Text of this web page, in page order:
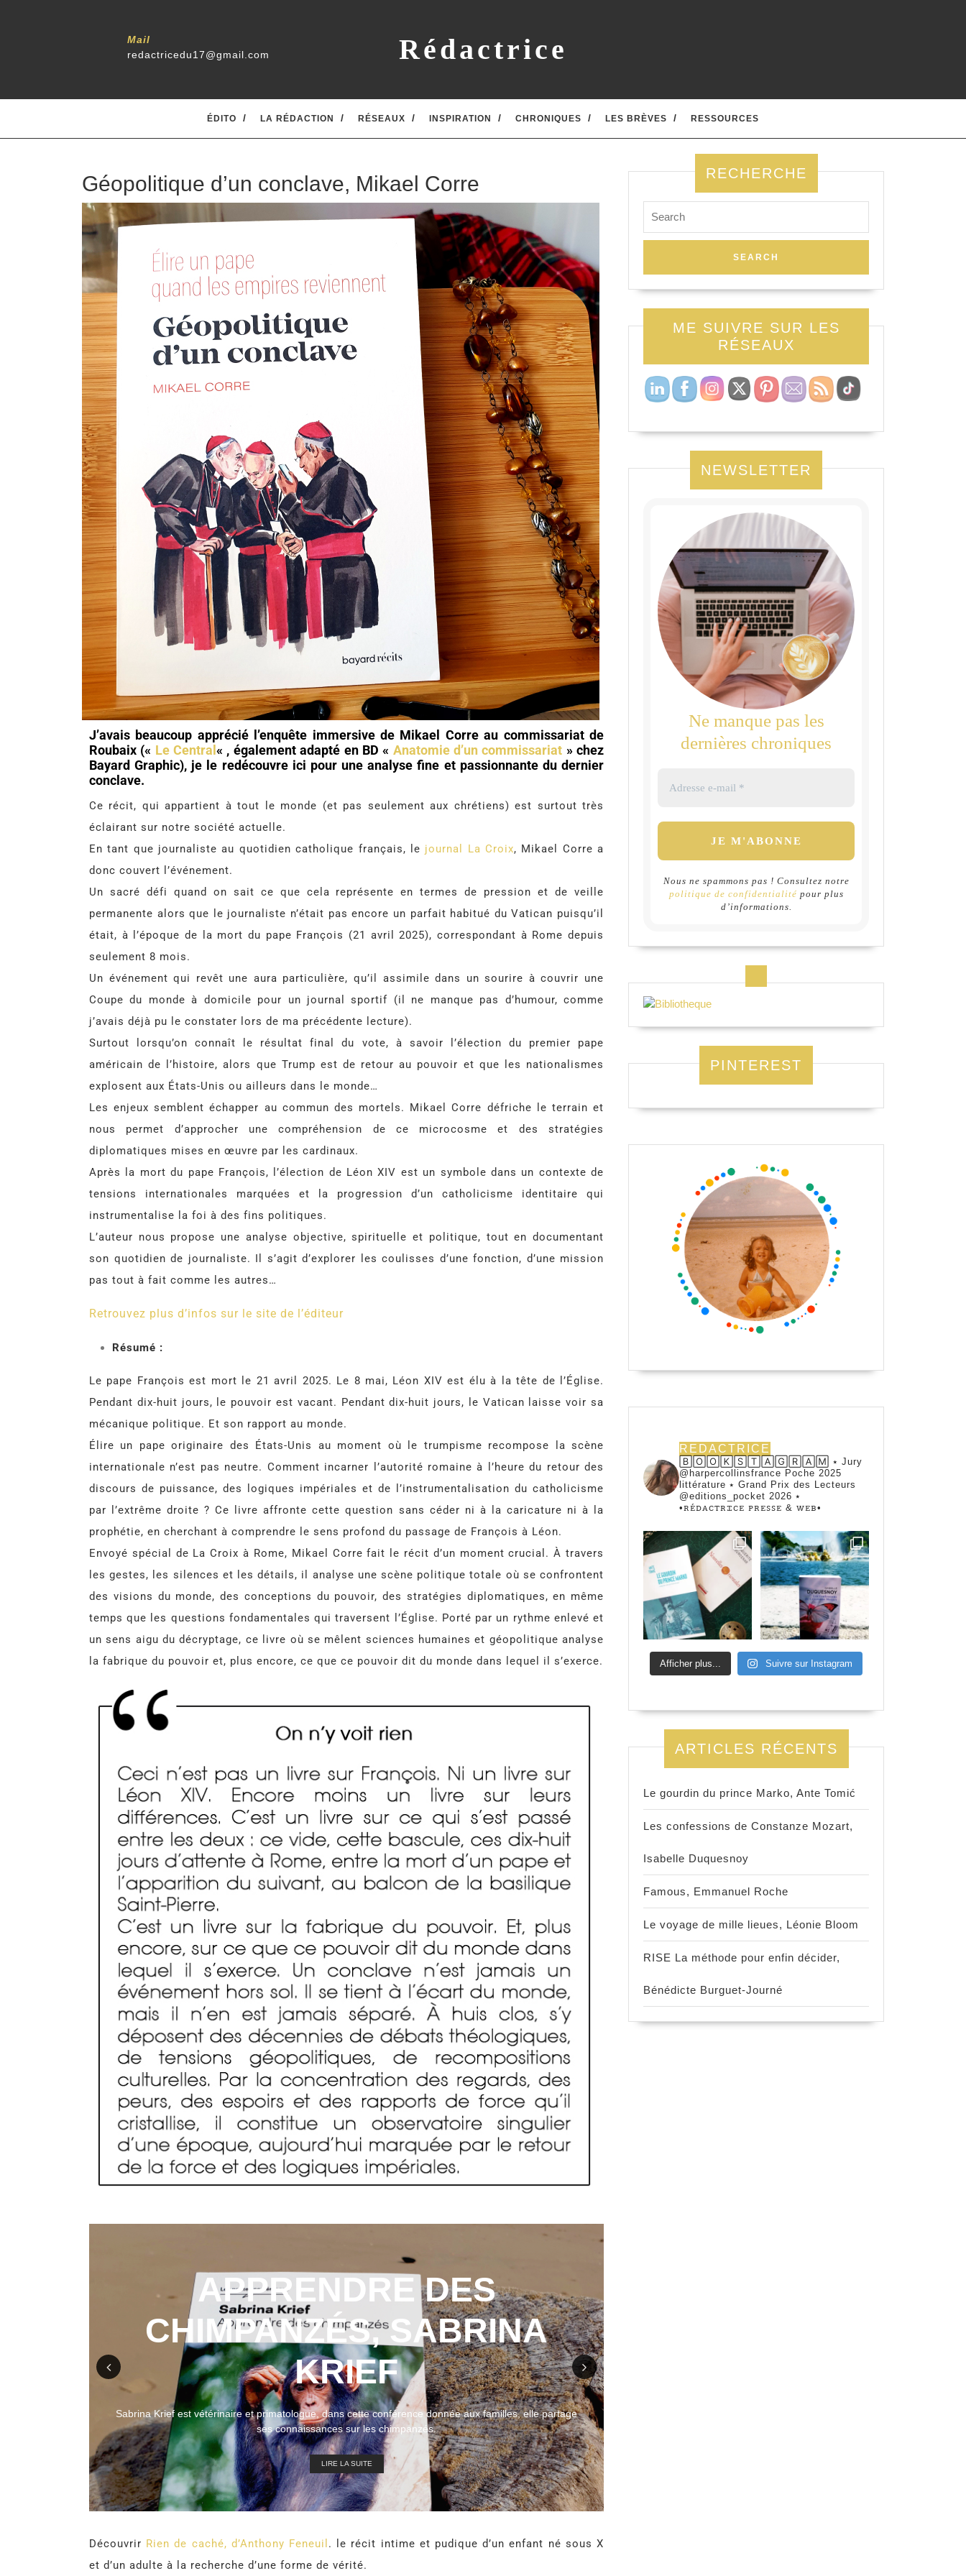
Mail
redactricedu17@gmail.com
Rédactrice
ÉDITO LA RÉDACTION RÉSEAUX INSPIRATION CHRONIQUES LES BRÈVES RESSOURCES
Géopolitique d’un conclave, Mikael Corre
J’avais beaucoup apprécié l’enquête immersive de Mikael Corre au commissariat de
Roubaix (« Le Central« , également adapté en BD « Anatomie d’un commissariat » chez
Bayard Graphic), je le redécouvre ici pour une analyse fine et passionnante du dernier
conclave.
Ce récit, qui appartient à tout le monde (et pas seulement aux chrétiens) est surtout très
éclairant sur notre société actuelle.
En tant que journaliste au quotidien catholique français, le journal La Croix, Mikael Corre a
donc couvert l’événement.
Un sacré défi quand on sait ce que cela représente en termes de pression et de veille
permanente alors que le journaliste n’était pas encore un parfait habitué du Vatican puisqu’il
était, à l’époque de la mort du pape François (21 avril 2025), correspondant à Rome depuis
seulement 8 mois.
Un événement qui revêt une aura particulière, qu’il assimile dans un sourire à couvrir une
Coupe du monde à domicile pour un journal sportif (il ne manque pas d’humour, comme
j’avais déjà pu le constater lors de ma précédente lecture).
Surtout lorsqu’on connaît le résultat final du vote, à savoir l’élection du premier pape
américain de l’histoire, alors que Trump est de retour au pouvoir et que les nationalismes
explosent aux États-Unis ou ailleurs dans le monde…
Les enjeux semblent échapper au commun des mortels. Mikael Corre défriche le terrain et
nous permet d’approcher une compréhension de ce microcosme et des stratégies
diplomatiques mises en œuvre par les cardinaux.
Après la mort du pape François, l’élection de Léon XIV est un symbole dans un contexte de
tensions internationales marquées et la progression d’un catholicisme identitaire qui
instrumentalise la foi à des fins politiques.
L’auteur nous propose une analyse objective, spirituelle et politique, tout en documentant
son quotidien de journaliste. Il s’agit d’explorer les coulisses d’une fonction, d’une mission
pas tout à fait comme les autres…
Retrouvez plus d’infos sur le site de l’éditeur
Résumé :
Le pape François est mort le 21 avril 2025. Le 8 mai, Léon XIV est élu à la tête de l’Église.
Pendant dix-huit jours, le pouvoir est vacant. Pendant dix-huit jours, le Vatican laisse voir sa
mécanique politique. Et son rapport au monde.
Élire un pape originaire des États-Unis au moment où le trumpisme recompose la scène
internationale n’est pas neutre. Comment incarner l’autorité romaine à l’heure du retour des
discours de puissance, des logiques impériales et de l’instrumentalisation du catholicisme
par l’extrême droite ? Ce livre affronte cette question sans céder ni à la caricature ni à la
prophétie, en cherchant à comprendre le sens profond du passage de François à Léon.
Envoyé spécial de La Croix à Rome, Mikael Corre fait le récit d’un moment crucial. À travers
les gestes, les silences et les détails, il analyse une scène politique totale où se confrontent
des visions du monde, des conceptions du pouvoir, des stratégies diplomatiques, en même
temps que les questions fondamentales qui traversent l’Église. Porté par un rythme enlevé et
un sens aigu du décryptage, ce livre où se mêlent sciences humaines et géopolitique analyse
la fabrique du pouvoir et, plus encore, ce que ce pouvoir dit du monde dans lequel il s’exerce.
Prev
ious
APPRENDRE DES
CHIMPANZÉS, SABRINA
KRIEF
Sabrina Krief est vétérinaire et primatologue, dans cette conférence donnée aux familles, elle partage
ses connaissances sur les chimpanzés.
LIRE LA SUITE
Nex
t
Découvrir Rien de caché, d’Anthony Feneuil . le récit intime et pudique d’un enfant né sous X
et d’un adulte à la recherche d’une forme de vérité.
RECHERCHE
ME SUIVRE SUR LES
RÉSEAUX
NEWSLETTER
Ne manque pas les
dernières chroniques
Nous ne spammons pas ! Consultez notre
politique de confidentialité pour plus
d’informations.
PINTEREST
REDACTRICE
🄱🄾🄾🄺🅂🅃🄰🄶🅁🄰🄼 ⭑ Jury
@harpercollinsfrance Poche 2025
littérature ⭑ Grand Prix des Lecteurs
@editions_pocket 2026 ⭑
•ꭱꭼ́ꭰꭺꮯꭲꭱꮖꮯꭼ ꮲꭱꭼꮪꮪꭼ & ꮃꭼᏼ•
Afficher plus... Suivre sur Instagram
ARTICLES RÉCENTS
Le gourdin du prince Marko, Ante Tomić
Les confessions de Constanze Mozart,
Isabelle Duquesnoy
Famous, Emmanuel Roche
Le voyage de mille lieues, Léonie Bloom
RISE La méthode pour enfin décider,
Bénédicte Burguet-Journé